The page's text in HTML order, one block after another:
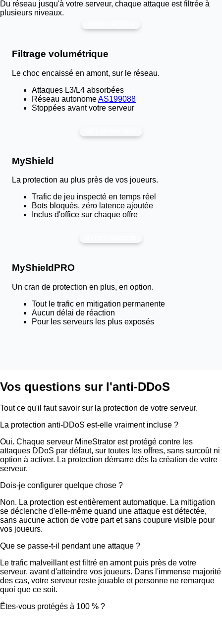
Du réseau jusqu'à votre serveur, chaque attaque est filtrée à
plusieurs niveaux.
Filtrage volumétrique
Le choc encaissé en amont, sur le réseau.
Attaques L3/L4 absorbées
Réseau autonomeAS199088
Stoppées avant votre serveur
MyShield
La protection au plus près de vos joueurs.
Trafic de jeu inspecté en temps réel
Bots bloqués, zéro latence ajoutée
Inclus d'office sur chaque offre
MyShield PRO
Un cran de protection en plus, en option.
Tout le trafic en mitigation permanente
Aucun délai de réaction
Pour les serveurs les plus exposés
Vos questions sur l'anti-DDoS
Tout ce qu'il faut savoir sur la protection de votre serveur.
La protection anti-DDoS est-elle vraiment incluse ?
Oui. Chaque serveur MineStrator est protégé contre les
attaques DDoS par défaut, sur toutes les offres, sans surcoût ni
option à activer. La protection démarre dès la création de votre
serveur.
Dois-je configurer quelque chose ?
Non. La protection est entièrement automatique. La mitigation
se déclenche d'elle-même quand une attaque est détectée,
sans aucune action de votre part et sans coupure visible pour
vos joueurs.
Que se passe-t-il pendant une attaque ?
Le trafic malveillant est filtré en amont puis près de votre
serveur, avant d'atteindre vos joueurs. Dans l'immense majorité
des cas, votre serveur reste jouable et personne ne remarque
quoi que ce soit.
Êtes-vous protégés à 100 % ?